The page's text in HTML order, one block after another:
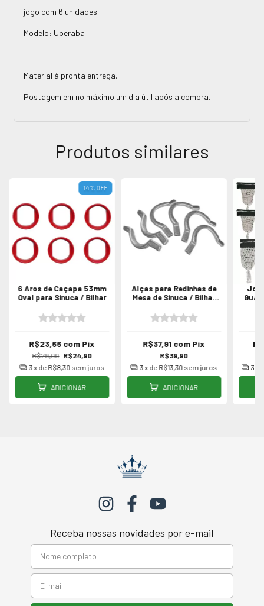
jogo com 6 unidades
Modelo: Uberaba
Material à pronta entrega.
Postagem em no máximo um dia útil após a compra.
Produtos similares
14% OFF
6 Aros de Caçapa 53mm
Oval para Sinuca / Bilhar
R$29,00 R$24,90
R$23,66 com Pix
3x de R$8,30 sem juros
ADICIONAR
Alças para Redinhas de
Mesa de Sinuca / Bilhar
R$39,90
R$37,91 com Pix
3 x de R$13,30 sem juros
ADICIONAR
3
Receba nossas novidades por e-mail